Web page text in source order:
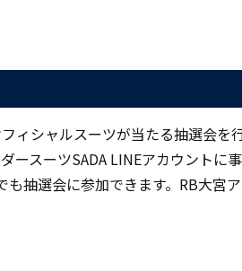
ィシャルスーツが当たる抽選会を
ースーツSADA LINEアカウントに
抽選会に参加できます。RB大宮